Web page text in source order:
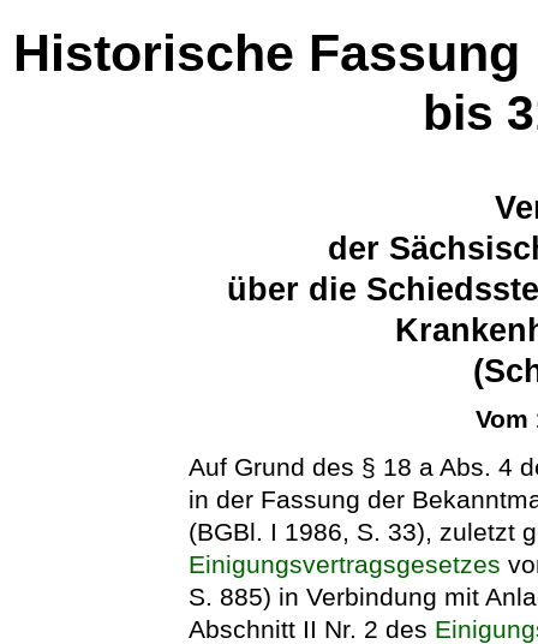
Historische Fassung
bis
der
über die
Vom
Auf Grund des § 18 a Abs. 4
in der Fassung der
(BGBl. I 1986, S. 33), zuletzt
Einigungsvertragsgesetzes
S. 885) in Verbindung mit
Abschnitt II Nr. 2 des